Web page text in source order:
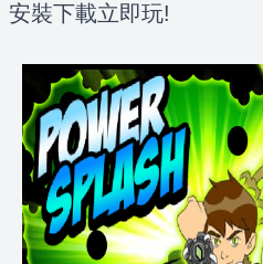
安裝下載立即玩!